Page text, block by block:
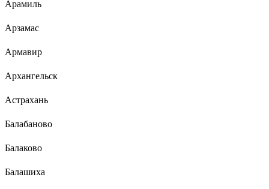
Арамиль
Арзамас
Армавир
Архангельск
Астрахань
Балабаново
Балаково
Балашиха